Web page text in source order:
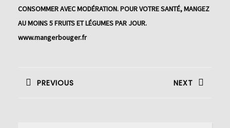
CONSOMMER AVEC MODÉRATION. POUR VOTRE SANTÉ, MANGEZ
AU MOINS 5 FRUITS ET LÉGUMES PAR JOUR.
www.mangerbouger.fr
dePREVIOUS NEXT